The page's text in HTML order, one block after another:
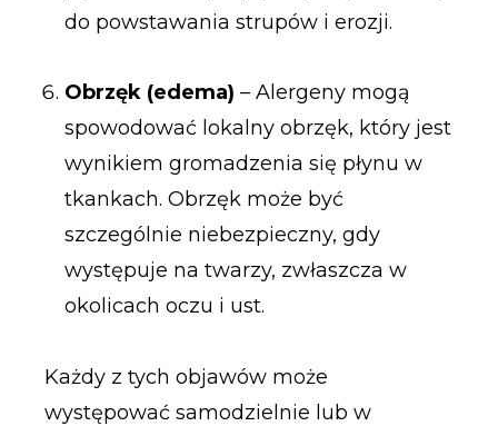
do powstawania strupów i erozji.
Obrzęk (edema) – Alergeny mogą
spowodować lokalny obrzęk, który jest
wynikiem gromadzenia się płynu w
tkankach. Obrzęk może być
szczególnie niebezpieczny, gdy
występuje na twarzy, zwłaszcza w
okolicach oczu i ust.
Każdy z tych objawów może
występować samodzielnie lub w